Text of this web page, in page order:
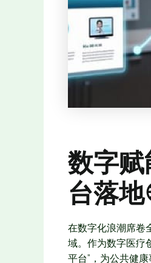
数字
台落地
在数字化浪潮席卷
域。作为数字医疗
平台”，为公共健